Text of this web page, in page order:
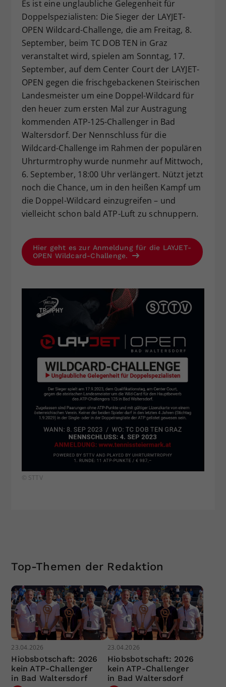
Es ist eine unglaubliche Gelegenheit für
Doppelspezialisten: Die Sieger der LAYJET-
OPEN Wildcard-Challenge, die am Freitag, 8.
September, beim TC DOB TEN in Graz
veranstaltet wird, spielen am Sonntag, 17.
September, auf dem Center Court der LAYJET-
OPEN gegen die frischgebackenen Steirischen
Landesmeister um eine Doppel-Wildcard für
den heuer zum ersten Mal zur Austragung
kommenden ATP-125-Challenger in Bad
Waltersdorf. Der Nennschluss für die
Wildcard-Challenge im Rahmen der populären
Uhrturmtrophy wurde nunmehr auf Mittwoch,
6. September, 18:00 Uhr verlängert. Nützt jetzt
noch die Chance, um in den heißen Kampf um
die Doppel-Wildcard einzugreifen – und
vielleicht schon bald ATP-Luft zu schnuppern.
Hier geht es zur Anmeldung für die LAYJET-
OPEN Wildcard-Challenge.
© STTV
Top-Themen der Redaktion
23.04.2026
Hiobsbotschaft: 2026
kein ATP-Challenger
in Bad Waltersdorf
23.04.2026
Hiobsbotschaft: 2026
kein ATP-Challenger
in Bad Waltersdorf
Zweck
Dieser Wert speichert Ihre Consent-
Einstellungen. Unter anderem eine
zufällig generierte ID, für die
historische Speicherung Ihrer
vorgenommen Einstellungen, falls der
Webseiten-Betreiber dies eingestellt
hat.